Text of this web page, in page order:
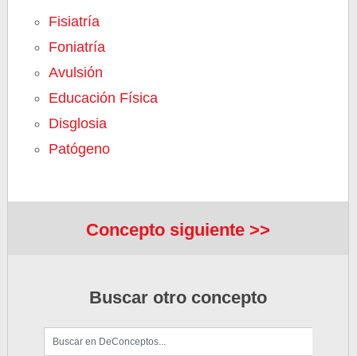
Fisiatría
Foniatría
Avulsión
Educación Física
Disglosia
Patógeno
Concepto siguiente >>
Buscar otro concepto